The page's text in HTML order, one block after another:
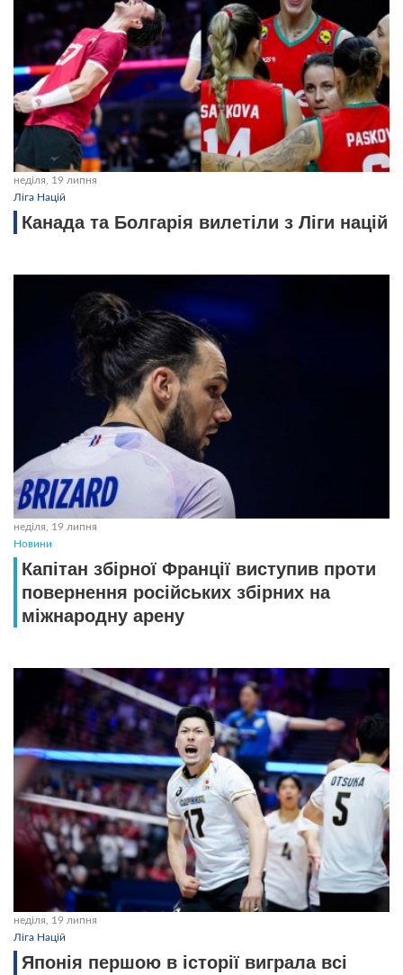
неділя, 19 липня
Ліга Націй
Канада та Болгарія вилетіли з Ліги націй
неділя, 19 липня
Новини
Капітан збірної Франції виступив проти
повернення російських збірних на
міжнародну арену
неділя, 19 липня
Ліга Націй
Японія першою в історії виграла всі